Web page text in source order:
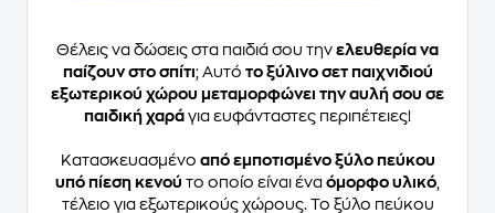
Θέλεις να δώσεις στα παιδιά σου την ελευθερία να
παίζουν στο σπίτι; Αυτό το ξύλινο σετ παιχνιδιού
εξωτερικού χώρου μεταμορφώνει την αυλή σου σε
παιδική χαρά για ευφάνταστες περιπέτειες!
Κατασκευασμένο από εμποτισμένο ξύλο πεύκου
υπό πίεση κενού το οποίο είναι ένα όμορφο υλικό
τέλειο για εξωτερικούς χώρους. Το ξύλο πεύκου